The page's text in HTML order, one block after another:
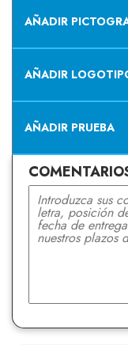
AÑADIR
AÑADIR
AÑADIR PRUEBA